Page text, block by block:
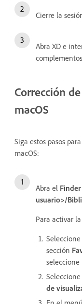
Cierre la
Abra XD e
Corrección
macOS
Siga estos pasos
macOS:
Abra el Finder
usuario>/
Para activar
sección
seleccione
de